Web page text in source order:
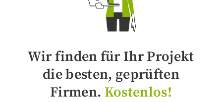
Wir finden für Ihr Projekt
die besten, geprüften
Firmen. Kostenlos!